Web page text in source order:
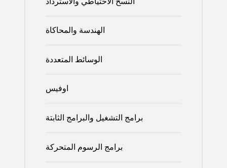
الهندسة والمحاكاة
الوسائط المتعددة
اوفيس
برامج التشغيل والبرامج الثابتة
برامج الرسوم المتحركة